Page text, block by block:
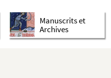
Manuscrits et
Archives